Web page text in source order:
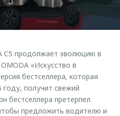
C5 продолжает эволюцию в
«Искусство в
бестселлера, которая
году, получит свежий
бестселлера претерпел
предложить водителю и